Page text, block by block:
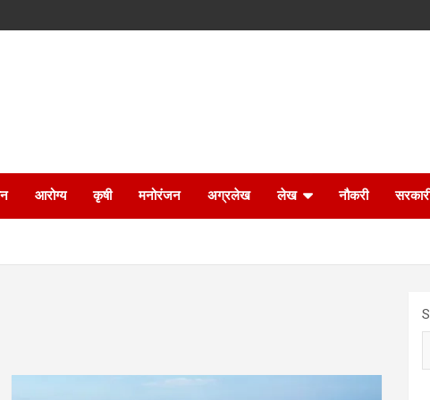
आरोग्य कृषी मनोरंजन अग्रलेख लेख नौकरी